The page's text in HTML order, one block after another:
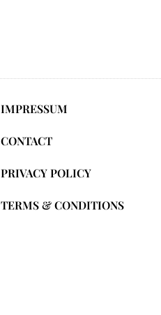
IMPRESSUM
CONTACT
PRIVACY POLICY
TERMS & CONDITIONS